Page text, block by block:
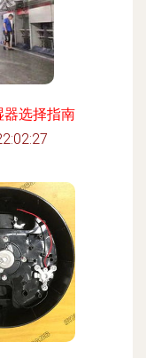
器选择指南